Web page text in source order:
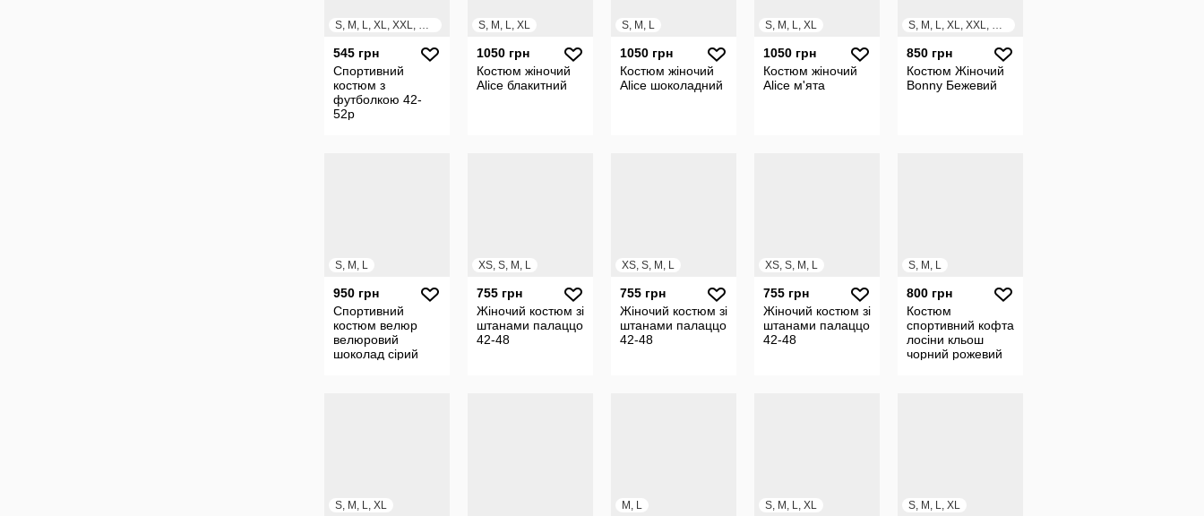
S, M, L, XL, XXL, XXXL
545 грн
Спортивний
костюм з
футболкою 42-
52р
S, M, L, XL
1050 грн
Костюм жіночий
Alice блакитний
S, M, L
1050 грн
Костюм жіночий
Alice шоколадний
S, M, L, XL
1050 грн
Костюм жіночий
Alice м'ята
S, M, L, XL, XXL, XXXL
850 грн
Костюм Жiночий
Bonny Бежевий
S, M, L
950 грн
Спортивний
костюм велюр
велюровий
шоколад сірий
XS, S, M, L
755 грн
Жіночий костюм зі
штанами палаццо
42-48
XS, S, M, L
755 грн
Жіночий костюм зі
штанами палаццо
42-48
XS, S, M, L
755 грн
Жіночий костюм зі
штанами палаццо
42-48
S, M, L
800 грн
Костюм
спортивний кофта
лосіни кльош
чорний рожевий
S, M, L, XL M, L S, M, L, XL S, M, L, XL